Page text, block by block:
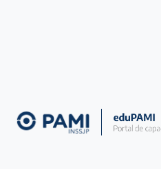
Taller de